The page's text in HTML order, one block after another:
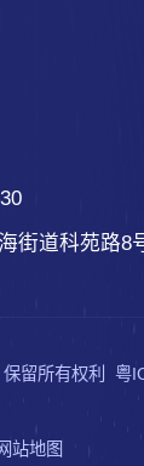
街道科苑路8
留所有权利 粤
网站地图